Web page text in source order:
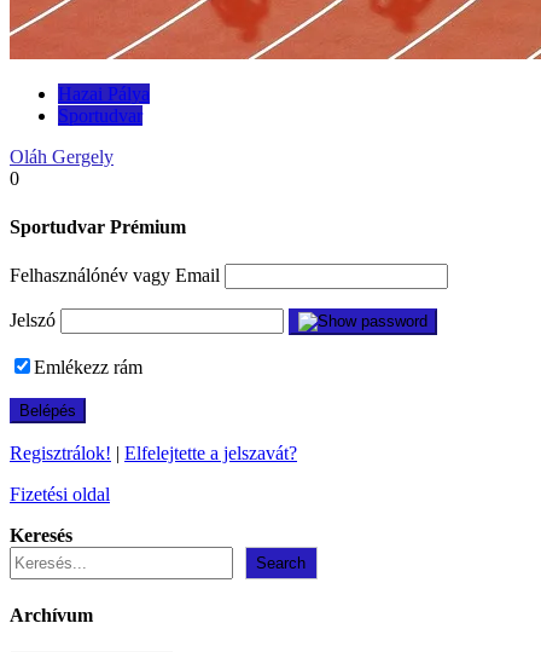
Hazai Pálya
Sportudvar
Oláh Gergely
0
Sportudvar Prémium
Felhasználónév vagy Email
Jelszó
Emlékezz rám
Regisztrálok! | Elfelejtette a jelszavát?
Fizetési oldal
Keresés
Search
Archívum